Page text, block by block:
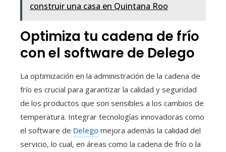
construir una casa en Quintana Roo
Optimiza tu cadena de frío
con el software de Delego
La optimización en la administración de la cadena de
frío es crucial para garantizar la calidad y seguridad
de los productos que son sensibles a los cambios de
temperatura. Integrar tecnologías innovadoras como
el software de Delego mejora además la calidad del
servicio, lo cual, en áreas como la cadena de frío o la